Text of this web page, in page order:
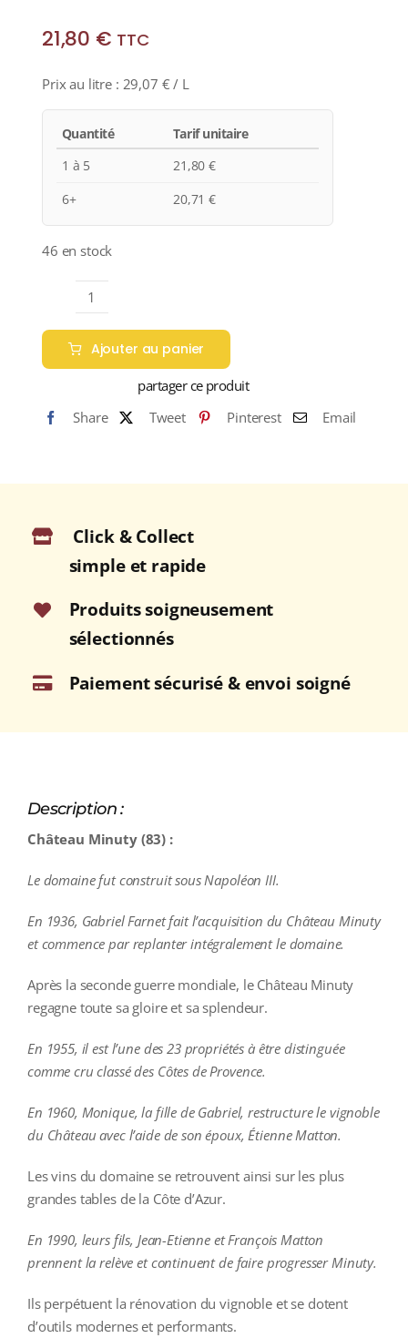
21,80 € TTC
Prix au litre : 29,07 € / L
Quantité
Tarif unitaire
1 à 5
21,80€
6+
20,71€
46 en stock
quantité
de
Château
Minuty
"PRESTIGE
ROSÉ"
DE
Rosé
2025
Bouteille
75cl
Ajouter au panier
partager ce produit
Share
Tweet Pinterest Email
Click & Collect
simple et rapide
Produits soigneusement
sélectionnés
Paiement sécurisé & envoi soigné
Description :
Château Minuty (83) :
Le domaine fut construit sous Napoléon III.
En 1936, Gabriel Farnet fait l’acquisition du Château Minuty
et commence par replanter intégralement le domaine.
Après la seconde guerre mondiale, le Château Minuty
regagne toute sa gloire et sa splendeur.
En 1955, il est l’une des 23 propriétés à être distinguée
comme cru classé des Côtes de Provence.
En 1960, Monique, la fille de Gabriel, restructure le vignoble
du Château avec l’aide de son époux, Étienne Matton.
Les vins du domaine se retrouvent ainsi sur les plus
grandes tables de la Côte d’Azur.
En 1990, leurs fils, Jean-Etienne et François Matton
prennent la relève et continuent de faire progresser Minuty.
Ils perpétuent la rénovation du vignoble et se dotent
d’outils modernes et performants.